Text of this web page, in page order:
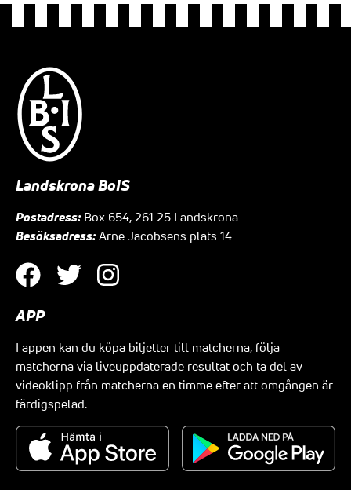
Landskrona BoIS
Postadress: Box 654, 261 25 Landskrona
Besöksadress: Arne Jacobsens plats 14
APP
I appen kan du köpa biljetter till matcherna, följa
matcherna via liveuppdaterade resultat och ta del av
videoklipp från matcherna en timme efter att omgången är
färdigspelad.